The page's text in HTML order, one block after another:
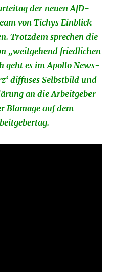
der neuen AfD-
von Tichys Einblick
Trotzdem sprechen die
„weitgehend friedlichen
geht es im Apollo News-
diffuses Selbstbild und
an die Arbeitgeber
Blamage auf dem